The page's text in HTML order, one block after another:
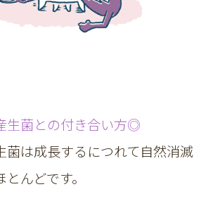
生菌との付き合い方◎
菌は成長するにつれて自然消滅
んどです。